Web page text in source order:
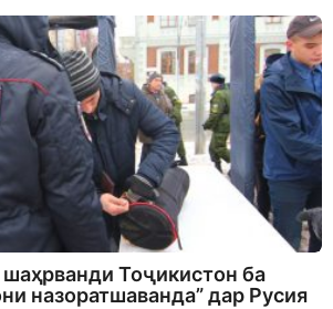
шаҳрванди Тоҷикистон ба
назоратшаванда” дар Русия